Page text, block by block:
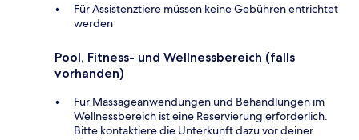
Für Assistenztiere müssen keine Gebühren entrichtet
werden
Pool, Fitness- und Wellnessbereich (falls
vorhanden)
Für Massageanwendungen und Behandlungen im
Wellnessbereich ist eine Reservierung erforderlich.
Bitte kontaktiere die Unterkunft dazu vor deiner